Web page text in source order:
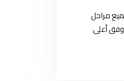
مراحل
أعلى